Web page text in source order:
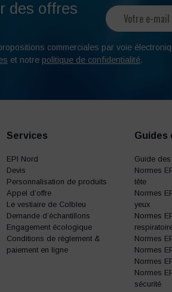
des offres
commerciales par voie
et notre politique de confidentialité.
Services
EPI Nord
Devis
Personnalisation de produits
Appel d’offre
Le vestiaire de Colbleu
Demande d’échantillons
Engagement écologique
Conditions de règlement &
paiement en ligne
Guides
Guide
Normes
tête
Normes
yeux
Normes
Normes
Normes
Normes
Normes
sécurité